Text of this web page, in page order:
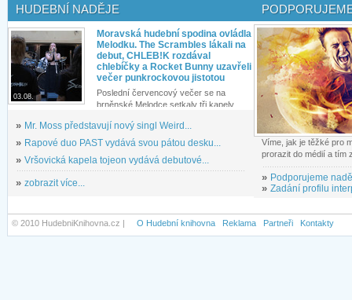
HUDEBNÍ NADĚJE
03.08.
Moravská hudební spodina ovládla
Melodku. The Scrambles lákali na
debut, CHLEB!K rozdával
chlebíčky a Rocket Bunny uzavřeli
večer punkrockovou jistotou
Poslední červencový večer se na
brněnské Melodce setkaly tři kapely...
» Mr. Moss představují nový singl Weird...
» Rapové duo PAST vydává svou pátou desku...
» Vršovická kapela tojeon vydává debutové...
» zobrazit více...
Víme, jak je těžké pro
prorazit do médií a tím
» Podporujeme
» Zadání profilu
© 2010 HudebniKnihovna.cz | O Hudební knihovna Reklama Partneři Kontakty